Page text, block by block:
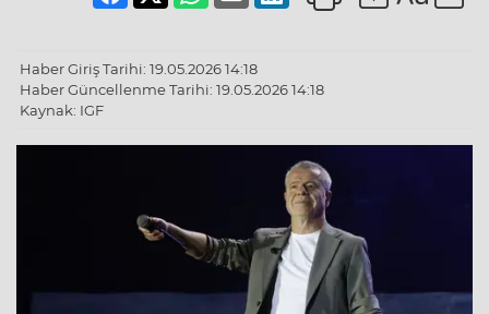
Haber Giriş Tarihi: 19.05.2026 14:18
Haber Güncellenme Tarihi: 19.05.2026 14:18
Kaynak: IGF